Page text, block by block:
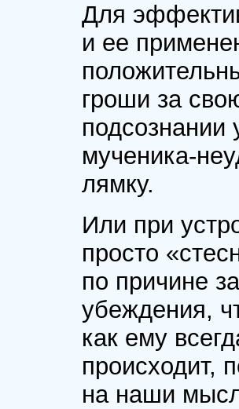
Для
и ее
гроши за
подсознании
мученика-
лямку.
Или при
просто
по причине
убеждения,
как ему
происходит,
на наши